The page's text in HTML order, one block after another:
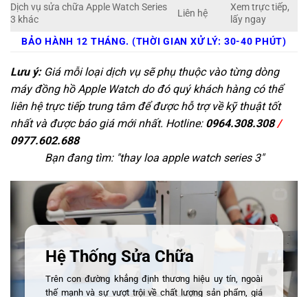
Dịch vụ sửa chữa Apple Watch Series
3 khác
Liên hệ
Xem trực tiếp,
lấy ngay
BẢO HÀNH 12 THÁNG. (THỜI GIAN XỬ LÝ: 30-40 PHÚT)
Lưu ý:Giá mỗi loại dịch vụ sẽ phụ thuộc vào từng dòng
máy đồng hồ Apple Watch do đó quý khách hàng có thể
liên hệ trực tiếp trung tâm để được hỗ trợ về kỹ thuật tốt
nhất và được báo giá mới nhất. Hotline: 0964.308.308/
0977.602.688
Bạn đang tìm: "thay loa apple watch series 3"
Hệ Thống Sửa Chữa
Trên con đường khẳng định thương hiệu uy tín, ngoài
thế mạnh và sự vượt trội về chất lượng sản phẩm, giá